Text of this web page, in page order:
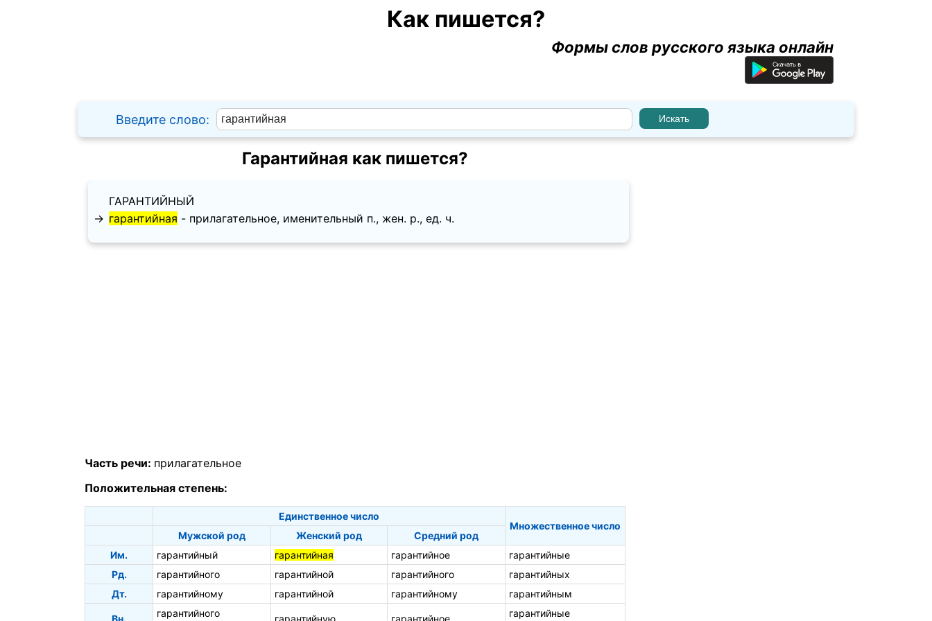
Как пишется?
Формы слов русского языка онлайн
Введите слово:
Гарантийная как пишется?
ГАРАНТИЙНЫЙ
→ гарантийная - прилагательное, именительный п., жен. p., ед. ч.
Часть речи: прилагательное
Положительная степень:
Единственное число
Множественное число
Мужской род
Женский род
Средний род
Им.
гарантийный гарантийная гарантийное
гарантийные
Рд.
гарантийного гарантийной гарантийного
гарантийных
Дт.
гарантийному гарантийной гарантийному гарантийным
гарантийного
гарантийные